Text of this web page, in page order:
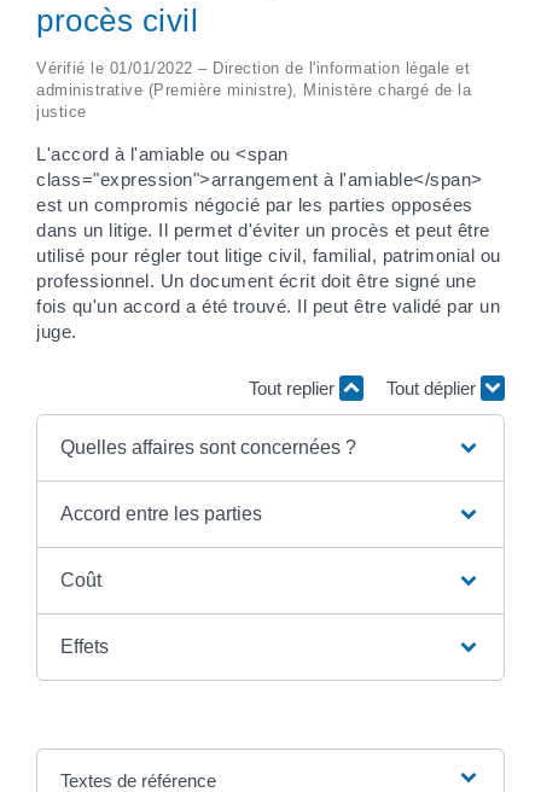
procès civil
Vérifié le 01/01/2022 – Direction de l'information légale et
administrative (Première ministre), Ministère chargé de la
justice
L'accord à l'amiable ou <span
class="expression">arrangement à l'amiable</span>
est un compromis négocié par les parties opposées
dans un litige. Il permet d'éviter un procès et peut être
utilisé pour régler tout litige civil, familial, patrimonial ou
professionnel. Un document écrit doit être signé une
fois qu'un accord a été trouvé. Il peut être validé par un
juge.
Tout replier Tout déplier
Quelles affaires sont concernées ?
Accord entre les parties
Coût
Effets
Textes de référence